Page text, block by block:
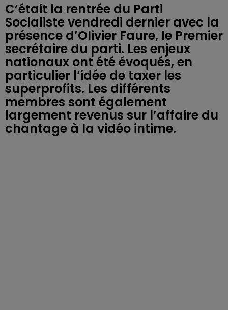
C’était la rentrée du Parti
Socialiste vendredi dernier avec la
présence d’Olivier Faure, le Premier
secrétaire du parti. Les enjeux
nationaux ont été évoqués, en
particulier l’idée de taxer les
superprofits. Les différents
membres sont également
largement revenus sur l’affaire du
chantage à la vidéo intime.